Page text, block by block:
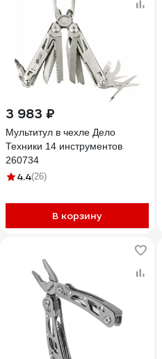
3 983 ₽
Мультитул в чехле Дело
Техники 14 инструментов
260734
4.4(26)
В корзину